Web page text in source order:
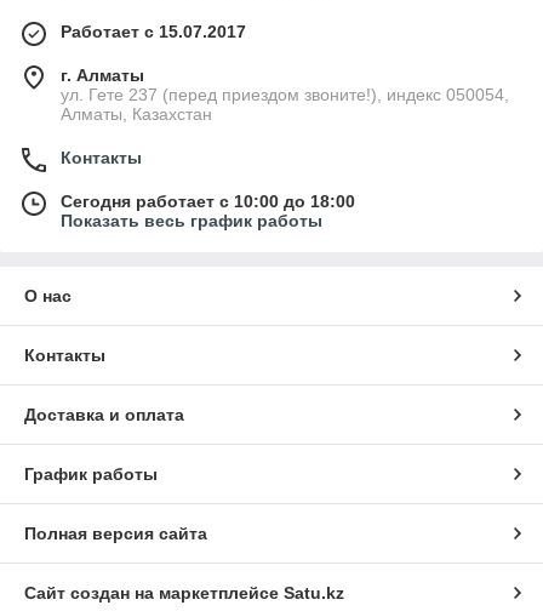
Работает с 15.07.2017
г. Алматы
ул. Гете 237 (перед приездом звоните!), индекс 050054,
Алматы, Казахстан
Контакты
Сегодня работает с 10:00 до 18:00
Показать весь график работы
О нас
Контакты
Доставка и оплата
График работы
Полная версия сайта
Сайт создан на маркетплейсе Satu.kz